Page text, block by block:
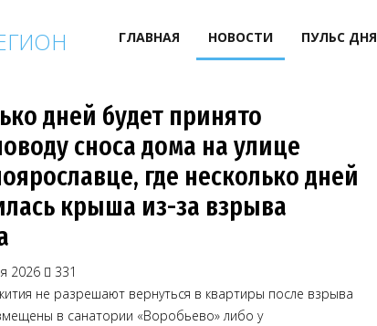
ГЛАВНАЯ НОВОСТИ ПУЛЬС ДНЯ
дней будет принято
сноса дома на улице
где несколько дней
крыша из-за взрыва
2026
331
не разрешают вернуться в квартиры после взрыва
в санатории «Воробьево» либо у